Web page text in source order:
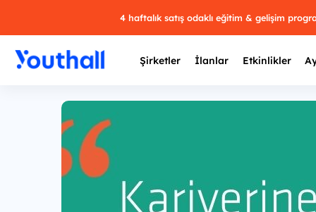
4 haftalık satış odaklı eğitim & gelişim
Şirketler İlanlar Etkinlikler
29